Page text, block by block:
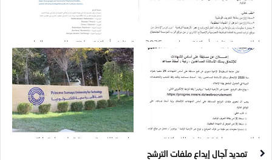
24 منصب
توظيف أساتذة مؤقتين للموسم الجامعي
2026–2027
اعلان عن مسابقة توظيف الاساتذة
المساعدين بعنوان سنة 2026
جامعة الاميرة سمية تعلن حاجتها لتعيين
تمديد آجال إيداع ملفات الترشح